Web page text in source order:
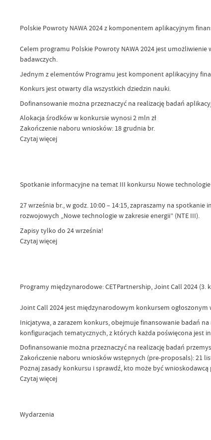
Polskie Powroty NAWA 2024 z komponentem aplikacyjnym
Celem programu Polskie Powroty NAWA 2024 jest
badawczych.
Jednym z elementów Programu jest komponent aplikacyjny
Konkurs jest otwarty dla wszystkich dziedzin nauki.
Dofinansowanie można przeznaczyć na realizację badań
Alokacja środków w konkursie wynosi 2 mln zł
Zakończenie naboru wniosków: 18 grudnia br.
Czytaj więcej
Spotkanie informacyjne na temat III konkursu Nowe technologie
27 września br., w godz. 10:00 – 14:15, zapraszamy na
rozwojowych „Nowe technologie w zakresie energii” (NTE III).
Zapisy tylko do 24 września!
Czytaj więcej
Programy międzynarodowe: CETPartnership, Joint Call 2024 (3.
Joint Call 2024 jest międzynarodowym konkursem ogłoszonym
Inicjatywa, a zarazem konkurs, obejmuje finansowanie badań
konfiguracjach tematycznych, z których każda poświęcona jest
Dofinansowanie można przeznaczyć na realizację badań
Zakończenie naboru wniosków wstępnych (pre-proposals): 21
Poznaj zasady konkursu i sprawdź, kto może być
Czytaj więcej
Wydarzenia